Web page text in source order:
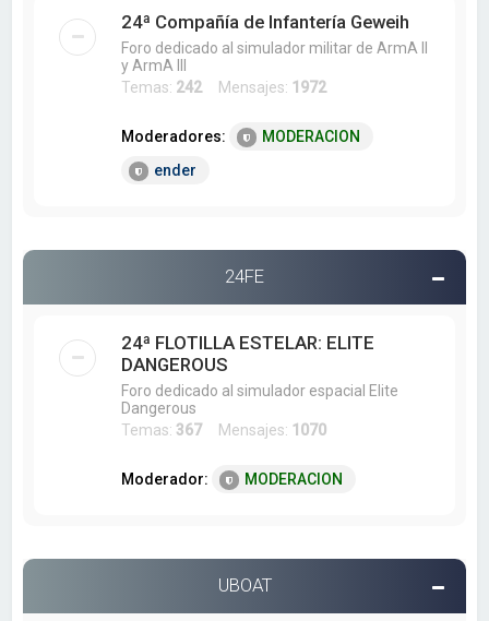
24ª Compañía de Infantería Geweih
Foro dedicado al simulador militar de ArmA II
y ArmA III
Temas: 242Mensajes: 1972
Moderadores:
MODERACION
ender
24FE
24ª FLOTILLA ESTELAR: ELITE
DANGEROUS
Foro dedicado al simulador espacial Elite
Dangerous
Temas: 367Mensajes: 1070
Moderador: MODERACION
UBOAT